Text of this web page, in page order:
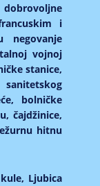
i
negovanje
vojnoj
stanice,
bolničke
čajdžinice,
hitnu
Ljubica